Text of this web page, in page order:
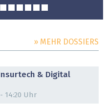
» MEHR DOSSIERS
& Digital
- 14:20 Uhr